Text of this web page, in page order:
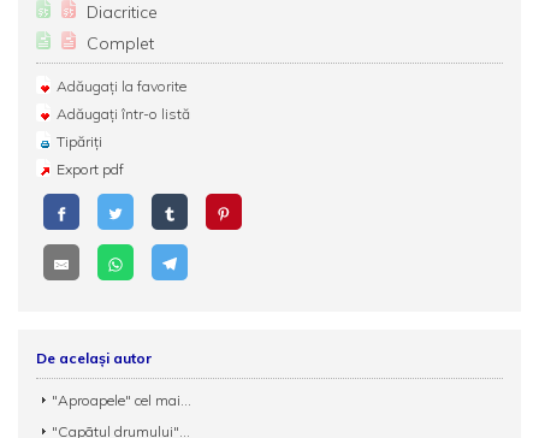
Diacritice
Complet
Adăugați la favorite
Adăugați într-o listă
Tipăriți
Export pdf
De același autor
"Aproapele" cel mai...
"Capãtul drumului"...